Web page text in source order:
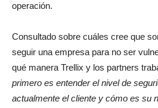
operación.
Consultado sobre cuáles cree que
seguir una empresa para no ser
qué manera Trellix y los partners
primero es entender el nivel de
actualmente el cliente y cómo es su